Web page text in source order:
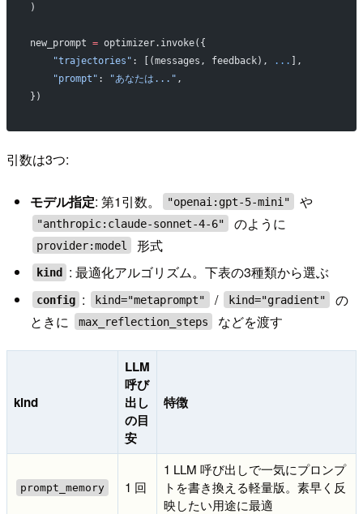
)
new_prompt = optimizer.invoke({
    "trajectories"
: [(messages, feedback), ... ],
    "prompt"
: "あなたは..." ,
})
引数は3つ:
モデル指定: 第1引数。 "openai:gpt-5-mini" や
"anthropic:claude-sonnet-4-6" のように
provider:model 形式
kind : 最適化アルゴリズム。下表の3種類から選ぶ
config : kind="metaprompt" / kind="gradient"
の
ときに
max_reflection_steps などを渡す
kind
LLM
呼び
出し
の目
安
特徴
prompt_memory 1 回
1 LLM 呼び出しで一気にプロンプ
トを書き換える軽量版。素早く反
映したい用途に最適